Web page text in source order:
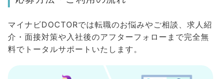
マイナビDOCTORでは転職のお悩みやご相談、求人紹
介・面接対策や入社後のアフターフォローまで完全無
料でトータルサポートいたします。